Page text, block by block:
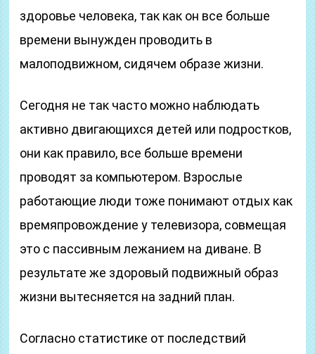
здоровье человека, так как он все больше
времени вынужден проводить в
малоподвижном, сидячем образе жизни.
Сегодня не так часто можно наблюдать
активно двигающихся детей или подростков,
они как правило, все больше времени
проводят за компьютером. Взрослые
работающие люди тоже понимают отдых как
времяпровождение у телевизора, совмещая
это с пассивным лежанием на диване. В
результате же здоровый подвижный образ
жизни вытесняется на задний план.
Согласно статистике от последствий